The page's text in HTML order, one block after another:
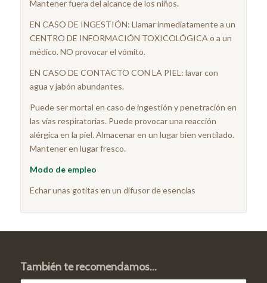
Mantener fuera del alcance de los niños.
EN CASO DE INGESTIÓN: Llamar inmediatamente a un
CENTRO DE INFORMACIÓN TOXICOLÓGICA o a un
médico. NO provocar el vómito.
EN CASO DE CONTACTO CON LA PIEL: lavar con
agua y jabón abundantes.
Puede ser mortal en caso de ingestión y penetración en
las vías respiratorias. Puede provocar una reacción
alérgica en la piel. Almacenar en un lugar bien ventilado.
Mantener en lugar fresco.
Modo de empleo
Echar unas gotitas en un difusor de esencias
También te recomendamos…